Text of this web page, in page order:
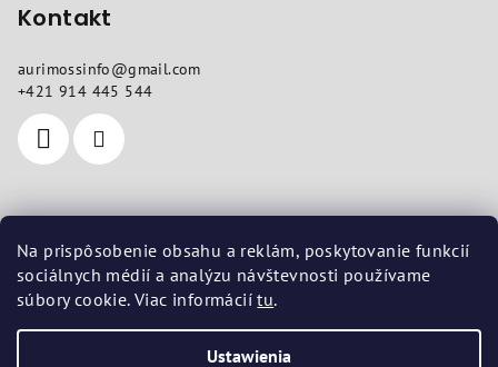
Na prispôsobenie obsahu a reklám, poskytovanie funkcií
sociálnych médií a analýzu návštevnosti používame
súbory cookie. Viac informáciítu.
Ustawienia
Kontakt
aurimossinfo@gmail.com
+421 914 445 544
Gdzie nas znajdziesz
Siedziba: Pod dubami 618/10, Liptovská Štiavnica 03401
Zakład: Vojenská 14, Košice 04001